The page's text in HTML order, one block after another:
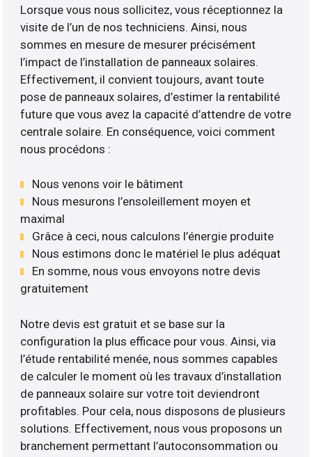
Lorsque vous nous sollicitez, vous réceptionnez la
visite de l’un de nos techniciens. Ainsi, nous
sommes en mesure de mesurer précisément
l’impact de l’installation de panneaux solaires.
Effectivement, il convient toujours, avant toute
pose de panneaux solaires, d’estimer la rentabilité
future que vous avez la capacité d’attendre de votre
centrale solaire. En conséquence, voici comment
nous procédons :
Nous venons voir le bâtiment
Nous mesurons l’ensoleillement moyen et
maximal
Grâce à ceci, nous calculons l’énergie produite
Nous estimons donc le matériel le plus adéquat
En somme, nous vous envoyons notre devis
gratuitement
Notre devis est gratuit et se base sur la
configuration la plus efficace pour vous. Ainsi, via
l’étude rentabilité menée, nous sommes capables
de calculer le moment où les travaux d’installation
de panneaux solaire sur votre toit deviendront
profitables. Pour cela, nous disposons de plusieurs
solutions. Effectivement, nous vous proposons un
branchement permettant l’autoconsommation ou